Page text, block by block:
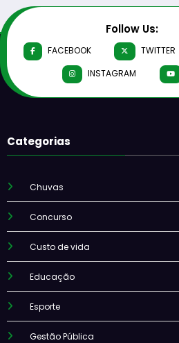
Follow Us:
FACEBOOK TWITTER
INSTAGRAM
Categorias
Chuvas
Concurso
Custo de vida
Educação
Esporte
Gestão Pública